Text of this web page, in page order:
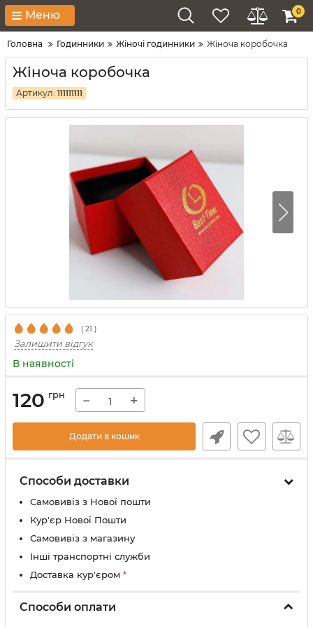
Меню 0
Головна Годинники Жіночі годинники Жіноча коробочка
Жіноча коробочка
Артикул: 111111111
( 21 )
Залишити відгук
В наявності
120 грн − +
Додати в кошик
Способи доставки
Самовивіз з Нової пошти
Кур'єр Нової Пошти
Самовивіз з магазину
Інші транспортні служби
Доставка кур'єром *
Способи оплати